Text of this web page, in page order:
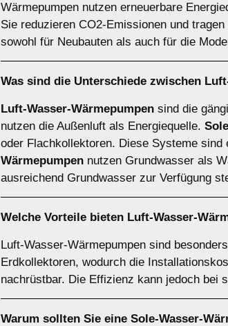
Wärmepumpen nutzen erneuerbare
Sie reduzieren CO2-Emissionen und
sowohl für Neubauten als auch für die
Was sind die Unterschiede zwischen
Luft-Wasser-Wärmepumpen sind die
nutzen die Außenluft als Energiequelle.
oder Flachkollektoren. Diese Systeme
Wärmepumpen nutzen Grundwasser als
ausreichend Grundwasser zur Verfügung
Welche Vorteile bieten Luft-Wasser-
Luft-Wasser-Wärmepumpen sind
Erdkollektoren, wodurch die
nachrüstbar. Die Effizienz kann jedoch bei
Warum sollten Sie eine Sole-Wasser-